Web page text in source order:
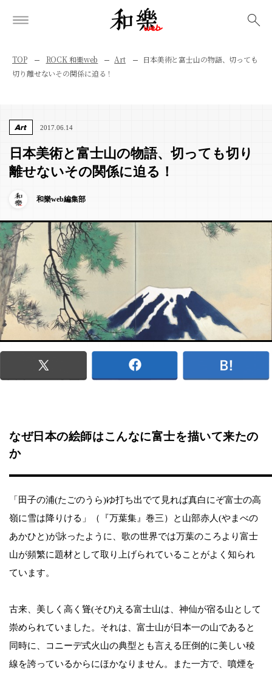
TOP ROCK 和樂web Art
日本美術と富士山の物語、切っても
切り離せないその関係に迫る！
Art 2017.06.14
日本美術と富士山の物語、切っても切り
離せないその関係に迫る！
和樂web編集部
なぜ日本の絵師はこんなに富士を描いて来たの
か
「田子の浦(たごのうら)ゆ打ち出でて見れば真白にぞ富士の高
嶺に雪は降りける」（『万葉集』巻三）と山部赤人(やまべの
あかひと)が詠ったように、歌の世界では万葉のころより富士
山が頻繁に題材として取り上げられていることがよく知られ
ています。
古来、美しく高く聳(そび)える富士山は、神仙が宿る山として
崇められていました。それは、富士山が日本一の山であると
同時に、コニーデ式火山の典型とも言える圧倒的に美しい稜
線を誇っているからにほかなりません。また一方で、噴煙を